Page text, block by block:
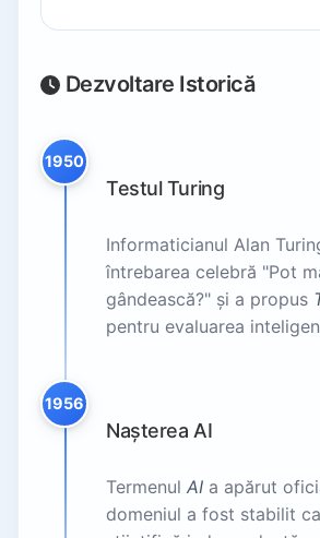
Dezvoltare Istorică
1950
Testul Turing
Informaticianul Alan
întrebarea celebră "Pot
gândească?" și a propus
pentru evaluarea
1956
Nașterea AI
Termenul AI a apărut
domeniul a fost stabilit